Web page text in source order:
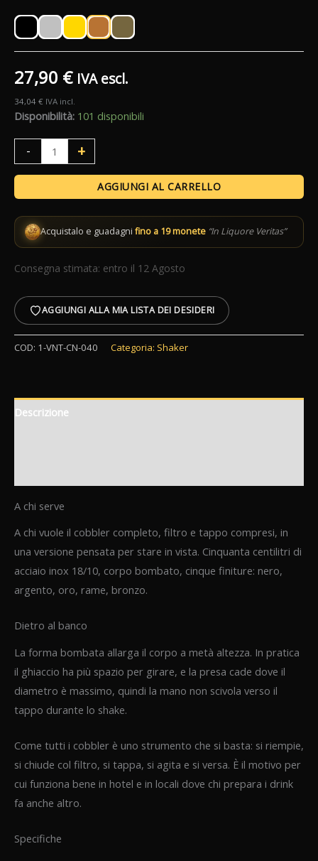
27,90 € IVA escl.
34,04 € IVA incl.
Disponibilità: 101 disponibili
-
Bomber
+
AGGIUNGI AL CARRELLO
Acquistalo e guadagni fino a 19 monete “In Liquore Veritas”
Consegna stimata: entro il 12 Agosto
AGGIUNGI ALLA MIA LISTA DEI DESIDERI
COD: 1-VNT-CN-040 Categoria: Shaker
Descrizione
A chi serve
A chi vuole il cobbler completo, filtro e tappo compresi, in
una versione pensata per stare in vista. Cinquanta centilitri di
acciaio inox 18/10, corpo bombato, cinque finiture: nero,
argento, oro, rame, bronzo.
Dietro al banco
La forma bombata allarga il corpo a metà altezza. In pratica
il ghiaccio ha più spazio per girare, e la presa cade dove il
diametro è massimo, quindi la mano non scivola verso il
tappo durante lo shake.
Come tutti i cobbler è uno strumento che si basta: si riempie,
si chiude col filtro, si tappa, si agita e si versa. È il motivo per
cui funziona bene in hotel e in locali dove chi prepara i drink
fa anche altro.
Specifiche